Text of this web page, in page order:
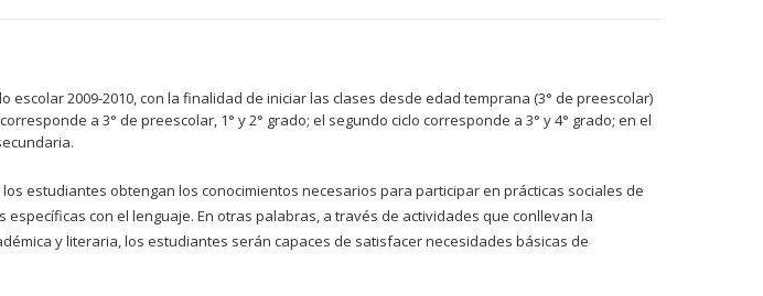
2009-2010, con la finalidad de iniciar las clases desde edad temprana (3° de preescolar)
a 3° de preescolar, 1° y 2° grado; el segundo ciclo corresponde a 3° y 4° grado; en el
estudiantes obtengan los conocimientos necesarios para participar en prácticas sociales de
con el lenguaje. En otras palabras, a través de actividades que conllevan la
y literaria, los estudiantes serán capaces de satisfacer necesidades básicas de